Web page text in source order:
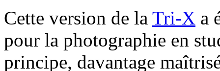
Cette version de la Tri-X a
pour la photographie en
principe, davantage